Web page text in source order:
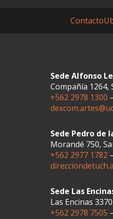
Contacto
Sede Alfonso
Compañía 1264,
+562 2978 1300
Sede Pedro de
Morandé 750,
+562 2977 1782
Sede Las
Las Encinas
+562 2978 7505